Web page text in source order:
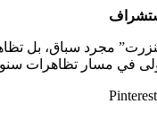
مجرد سباق، بل تظاهرة
في مسار تظاهرات
Pinterest